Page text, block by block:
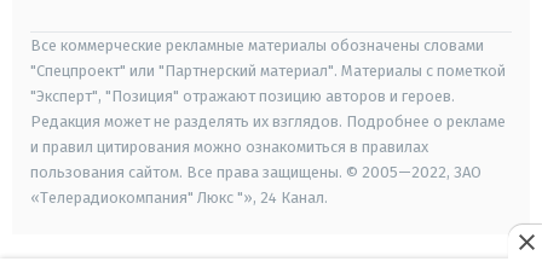
Все коммерческие рекламные материалы обозначены словами
"Спецпроект" или "Партнерский материал". Материалы с пометкой
"Эксперт", "Позиция" отражают позицию авторов и героев.
Редакция может не разделять их взглядов. Подробнее о рекламе
и правил цитирования можно ознакомиться в правилах
пользования сайтом. Все права защищены. © 2005—2022, ЗАО
«Телерадиокомпания" Люкс "», 24 Канал.